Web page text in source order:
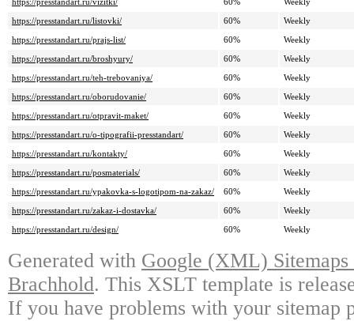
https://presstandart.ru/vizitki/
60%
Weekly
https://presstandart.ru/listovki/
60%
Weekly
https://presstandart.ru/prajs-list/
60%
Weekly
https://presstandart.ru/broshyury/
60%
Weekly
https://presstandart.ru/teh-trebovaniya/
60%
Weekly
https://presstandart.ru/oborudovanie/
60%
Weekly
https://presstandart.ru/otpravit-maket/
60%
Weekly
https://presstandart.ru/o-tipografii-presstandart/
60%
Weekly
https://presstandart.ru/kontakty/
60%
Weekly
https://presstandart.ru/posmaterials/
60%
Weekly
https://presstandart.ru/ypakovka-s-logotipom-na-zakaz/
60%
Weekly
https://presstandart.ru/zakaz-i-dostavka/
60%
Weekly
https://presstandart.ru/design/
60% Weekly
Generated with Google (XML)
Brachhold. This XSLT template is
If you have problems with your sitemap